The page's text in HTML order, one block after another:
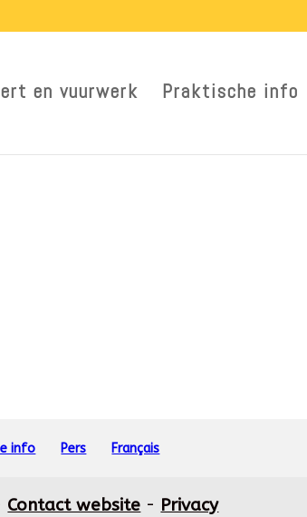
en vuurwerk Praktische info
info Pers Français
Contact website - Privacy